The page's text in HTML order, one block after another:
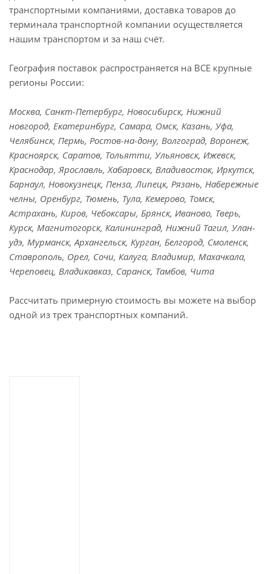
транспортными компаниями, доставка товаров до
терминала транспортной компании осуществляется
нашим транспортом и за наш счёт.
География поставок распространяется на ВСЕ крупные
регионы России:
Москва, Санкт-Петербург, Новосибирск, Нижний
новгород, Екатеринбург, Самара, Омск, Казань, Уфа,
Челябинск, Пермь, Ростов-на-дону, Волгоград, Воронеж,
Красноярск, Саратов, Тольятти, Ульяновск, Ижевск,
Краснодар, Ярославль, Хабаровск, Владивосток, Иркутск,
Барнаул, Новокузнецк, Пенза, Липецк, Рязань, Набережные
челны, Оренбург, Тюмень, Тула, Кемерово, Томск,
Астрахань, Киров, Чебоксары, Брянск, Иваново, Тверь,
Курск, Магнитогорск, Калининград, Нижний Тагил, Улан-
удэ, Мурманск, Архангельск, Курган, Белгород, Смоленск,
Ставрополь, Орел, Сочи, Калуга, Владимир, Махачкала,
Череповец, Владикавказ, Саранск, Тамбов, Чита
Рассчитать примерную стоимость вы можете на выбор
одной из трех транспортных компаний.